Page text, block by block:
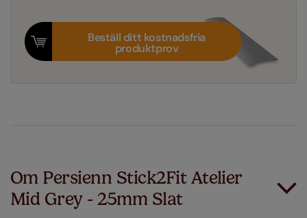
Beställ ditt kostnadsfria
produktprov
Om Persienn Stick2Fit Atelier
Mid Grey - 25mm Slat